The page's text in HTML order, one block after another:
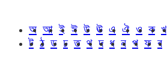
অ আ ই ঈ উ ঊ এ ঐ ও ক খ
ট ঠ ড ঢ ত থ দ ধ ন প ফ ব